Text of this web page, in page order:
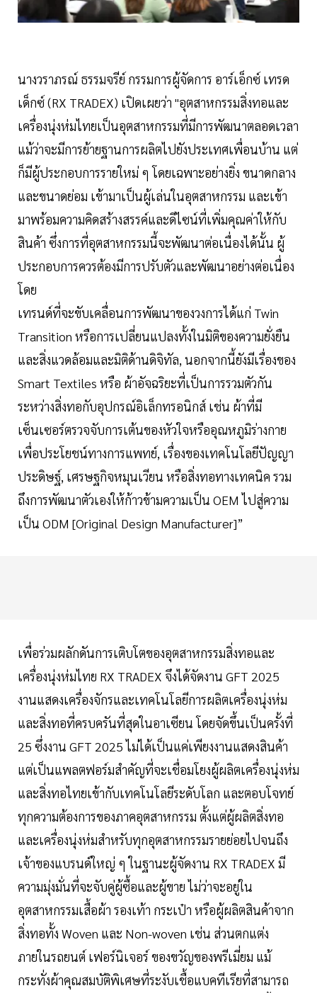
นางวราภรณ์ ธรรมจรีย์ กรรมการผู้จัดการ อาร์เอ็กซ์ เทรด
เด็กซ์ (RX TRADEX) เปิดเผยว่า "อุตสาหกรรมสิ่งทอและ
เครื่องนุ่งห่มไทยเป็นอุตสาหกรรมที่มีการพัฒนาตลอดเวลา
แม้ว่าจะมีการย้ายฐานการผลิตไปยังประเทศเพื่อนบ้าน แต่
ก็มีผู้ประกอบการรายใหม่ ๆ โดยเฉพาะอย่างยิ่ง ขนาดกลาง
และขนาดย่อม เข้ามาเป็นผู้เล่นในอุตสาหกรรม และเข้า
มาพร้อมความคิดสร้างสรรค์และดีไซน์ที่เพิ่มคุณค่าให้กับ
สินค้า ซึ่งการที่อุตสาหกรรมนี้จะพัฒนาต่อเนื่องได้นั้น ผู้
ประกอบการควรต้องมีการปรับตัวและพัฒนาอย่างต่อเนื่อง
โดย
เทรนด์ที่จะขับเคลื่อนการพัฒนาของวงการได้แก่ Twin
Transition หรือการเปลี่ยนแปลงทั้งในมิติของความยั่งยืน
และสิ่งแวดล้อมและมิติด้านดิจิทัล, นอกจากนี้ยังมีเรื่องของ
Smart Textiles หรือ ผ้าอัจฉริยะที่เป็นการรวมตัวกัน
ระหว่างสิ่งทอกับอุปกรณ์อิเล็กทรอนิกส์ เช่น ผ้าที่มี
เซ็นเซอร์ตรวจจับการเต้นของหัวใจหรืออุณหภูมิร่างกาย
เพื่อประโยชน์ทางการแพทย์, เรื่องของเทคโนโลยีปัญญา
ประดิษฐ์, เศรษฐกิจหมุนเวียน หรือสิ่งทอทางเทคนิค รวม
ถึงการพัฒนาตัวเองให้ก้าวข้ามความเป็น OEM ไปสู่ความ
เป็น ODM [Original Design Manufacturer]”
เพื่อร่วมผลักดันการเติบโตของอุตสาหกรรมสิ่งทอและ
เครื่องนุ่งห่มไทย RX TRADEX จึงได้จัดงาน GFT 2025
งานแสดงเครื่องจักรและเทคโนโลยีการผลิตเครื่องนุ่งห่ม
และสิ่งทอที่ครบครันที่สุดในอาเซียน โดยจัดขึ้นเป็นครั้งที่
25 ซึ่งงาน GFT 2025 ไม่ได้เป็นแค่เพียงงานแสดงสินค้า
แต่เป็นแพลตฟอร์มสำคัญที่จะเชื่อมโยงผู้ผลิตเครื่องนุ่งห่ม
และสิ่งทอไทยเข้ากับเทคโนโลยีระดับโลก และตอบโจทย์
ทุกความต้องการของภาคอุตสาหกรรม ตั้งแต่ผู้ผลิตสิ่งทอ
และเครื่องนุ่งห่มสำหรับทุกอุตสาหกรรมรายย่อยไปจนถึง
เจ้าของแบรนด์ใหญ่ ๆ ในฐานะผู้จัดงาน RX TRADEX มี
ความมุ่งมั่นที่จะจับคู่ผู้ซื้อและผู้ขาย ไม่ว่าจะอยู่ใน
อุตสาหกรรมเสื้อผ้า รองเท้า กระเป๋า หรือผู้ผลิตสินค้าจาก
สิ่งทอทั้ง Woven และ Non-woven เช่น ส่วนตกแต่ง
ภายในรถยนต์ เฟอร์นิเจอร์ ของขวัญของพรีเมี่ยม แม้
กระทั่งผ้าคุณสมบัติพิเศษที่ระงับเชื้อแบคทีเรียที่สามารถ